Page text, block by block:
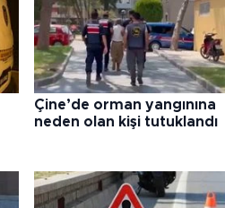
Çine’de orman yangınına
neden olan kişi tutuklandı